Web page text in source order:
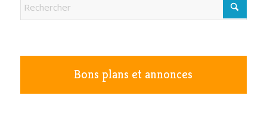
Bons plans et annonces